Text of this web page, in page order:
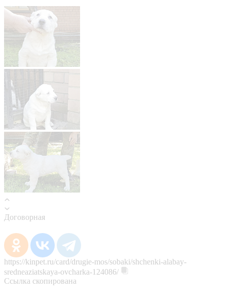
Договорная
https://kinpet.ru/card/drugie-mos/sobaki/shchenki-alabay-
sredneaziatskaya-ovcharka-124086/
Ссылка скопирована